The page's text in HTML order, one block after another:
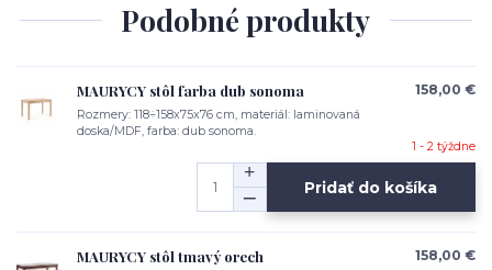
Podobné produkty
MAURYCY stôl farba dub sonoma
Rozmery: 118÷158x75x76 cm, materiál: laminovaná
doska/MDF, farba: dub sonoma.
158,00 €
1 - 2 týždne
Pridať do košíka
MAURYCY stôl tmavý orech 158,00 €